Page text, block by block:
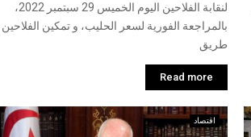
لنقابة الفلاحين اليوم الخميس 29 سبتمبر 2022،
بالمراجعة الفورية لسعر الحليب، و تمكين
طريق
Read more
اقتصاد